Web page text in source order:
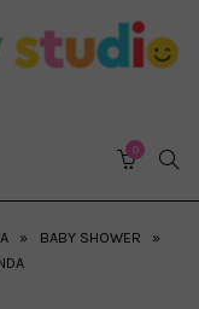
0
» BABY SHOWER
»